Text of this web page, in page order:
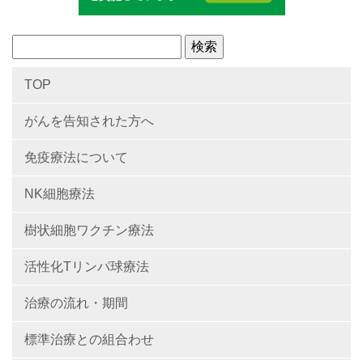
TOP
がんを告知された方へ
免疫療法について
NK細胞療法
樹状細胞ワクチン療法
活性化Tリンパ球療法
治療の流れ・期間
標準治療との組合わせ